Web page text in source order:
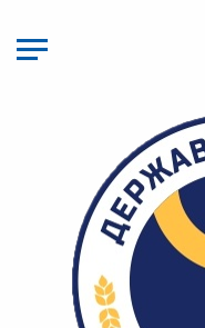
основного
матеріалу